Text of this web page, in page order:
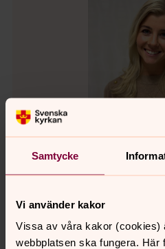
Samtycke
Vi använder kakor
Vissa av våra kakor (cookies)
webbplatsen ska fungera.
Församlingsassistent,
E-post: